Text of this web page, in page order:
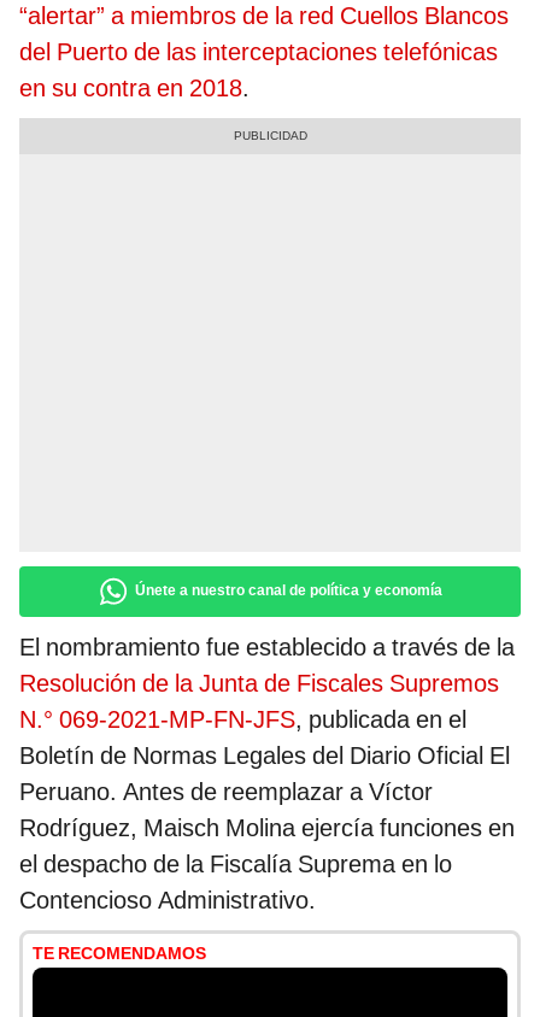
“alertar” a miembros de la red Cuellos Blancos
del Puerto de las interceptaciones telefónicas
en su contra en 2018.
Únete a nuestro canal de política y economía
El nombramiento fue establecido a través de la
Resolución de la Junta de Fiscales Supremos
N.° 069-2021-MP-FN-JFS, publicada en el
Boletín de Normas Legales del Diario Oficial El
Peruano. Antes de reemplazar a Víctor
Rodríguez, Maisch Molina ejercía funciones en
el despacho de la Fiscalía Suprema en lo
Contencioso Administrativo.
TE RECOMENDAMOS